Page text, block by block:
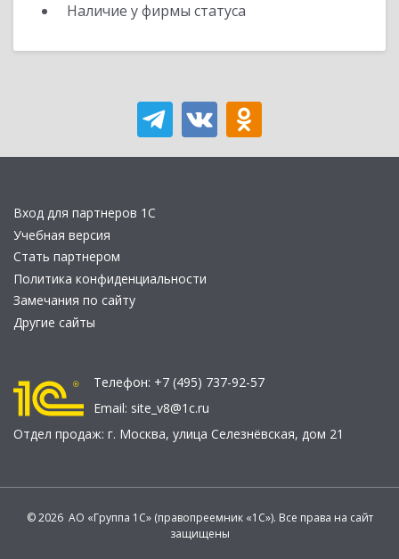
Наличие у фирмы статуса
Вход для партнеров 1С
Учебная версия
Стать партнером
Политика конфиденциальности
Замечания по сайту
Другие сайты
Телефон: +7 (495) 737-92-57
Email: site_v8@1c.ru
Отдел продаж: г. Москва, улица Селезнёвская, дом 21
© 2026 АО «Группа 1С» (правопреемник «1С»). Все права на сайт
защищены